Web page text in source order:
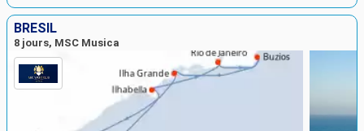
BRÉSIL
8 jours, MSC Musica